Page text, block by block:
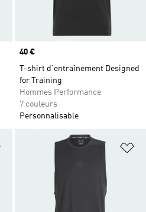
Prix
40 €
T-shirt d'entraînement Designed
for Training
Hommes Performance
7 couleurs
Personnalisable
Ajouter à la Liste de produits